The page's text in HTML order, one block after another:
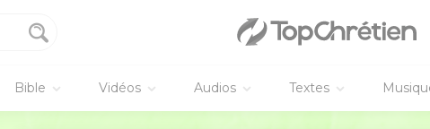
Bible Vidéos Audios Textes
24 à 31Rien donc ne manque à mes souffrances pour les rendre
Quand j'étais dans la prospérité, je n'ai pas été dur au malheureux ;